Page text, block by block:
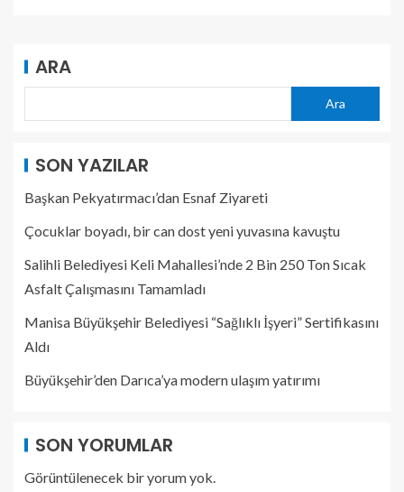
ARA
Ara
SON YAZILAR
Başkan Pekyatırmacı’dan Esnaf Ziyareti
Çocuklar boyadı, bir can dost yeni yuvasına kavuştu
Salihli Belediyesi Keli Mahallesi’nde 2 Bin 250 Ton Sıcak
Asfalt Çalışmasını Tamamladı
Manisa Büyükşehir Belediyesi “Sağlıklı İşyeri” Sertifikasını
Aldı
Büyükşehir’den Darıca’ya modern ulaşım yatırımı
SON YORUMLAR
Görüntülenecek bir yorum yok.